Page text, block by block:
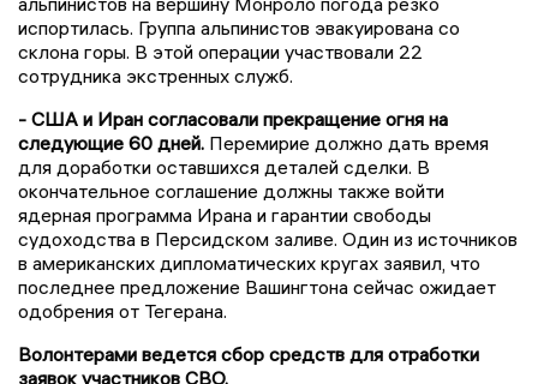
испортилась. Группа альпинистов эвакуирована со
склона горы. В этой операции участвовали 22
сотрудника экстренных служб.
- США и Иран согласовали прекращение огня на
следующие 60 дней. Перемирие должно дать время
для доработки оставшихся деталей сделки. В
окончательное соглашение должны также войти
ядерная программа Ирана и гарантии свободы
судоходства в Персидском заливе. Один из источников
в американских дипломатических кругах заявил, что
последнее предложение Вашингтона сейчас ожидает
одобрения от Тегерана.
Волонтерами ведется сбор средств для отработки
заявок участников СВО.